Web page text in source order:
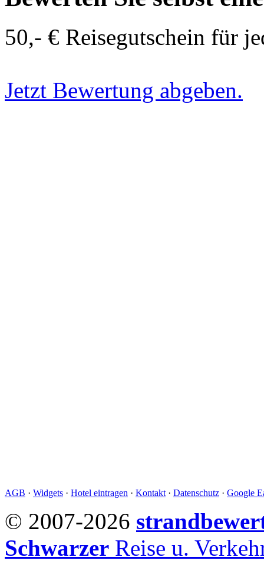
50,- € Reisegutschein für
Jetzt Bewertung abgeben.
AGB · Widgets · Hotel eintragen · Kontakt · Datenschutz · Google
© 2007-2026
Schwarzer Reise u.